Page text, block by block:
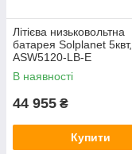
Літієва низьковольтна
батарея Solplanet 5квт,
ASW5120-LB-E
В наявності
44 955 ₴
Купити